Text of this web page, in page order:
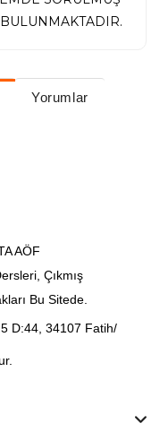
Yorumlar
AÖF
Çıkmış
Bu Sitede.
D:44, 34107 Fatih/